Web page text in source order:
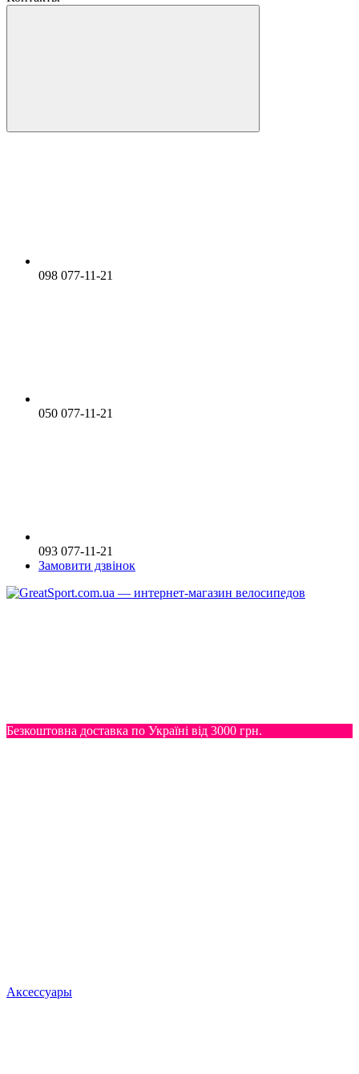
098 077-11-21
050 077-11-21
093 077-11-21
Замовити дзвінок
Безкоштовна доставка по Україні від 3000 грн.
Аксессуары